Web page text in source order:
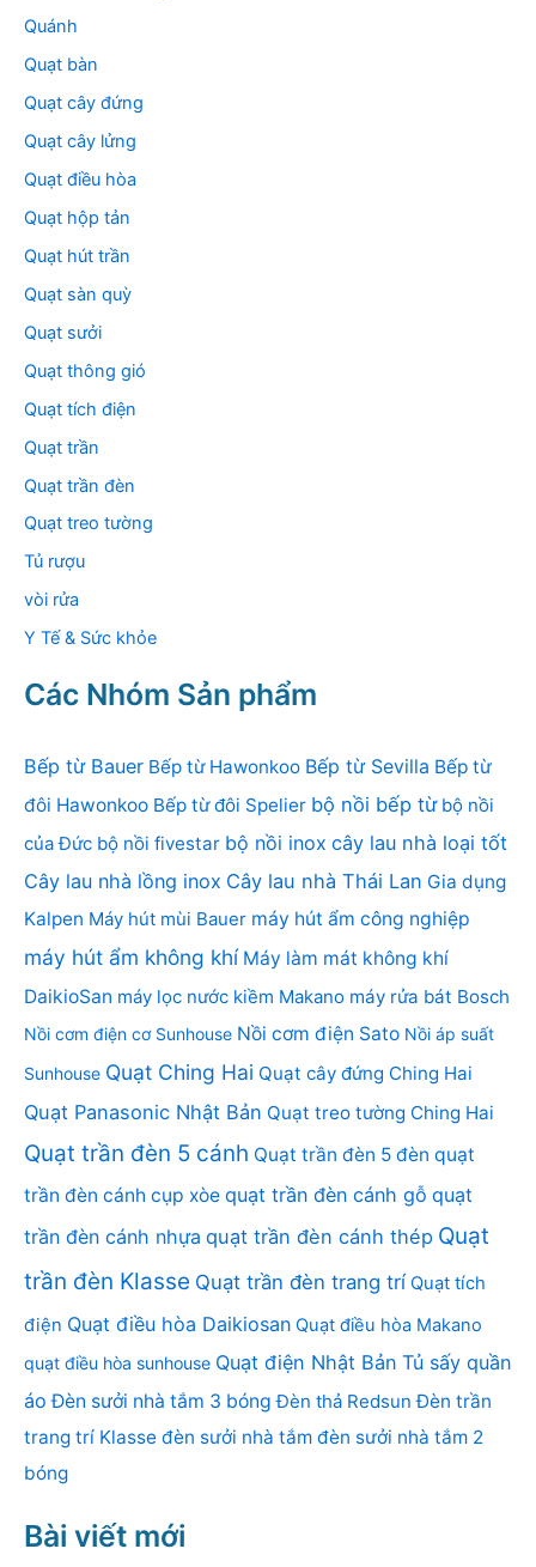
Quánh
Quạt bàn
Quạt cây đứng
Quạt cây lửng
Quạt điều hòa
Quạt hộp tản
Quạt hút trần
Quạt sàn quỳ
Quạt sưởi
Quạt thông gió
Quạt tích điện
Quạt trần
Quạt trần đèn
Quạt treo tường
Tủ rượu
vòi rửa
Y Tế & Sức khỏe
Các Nhóm Sản phẩm
Bếp từ Bauer Bếp từ Hawonkoo Bếp từ Sevilla Bếp từ
đôi Hawonkoo Bếp từ đôi Spelier bộ nồi bếp từ bộ nồi
của Đức bộ nồi fivestar bộ nồi inox cây lau nhà loại tốt
Cây lau nhà lồng inox Cây lau nhà Thái Lan Gia dụng
Kalpen Máy hút mùi Bauer máy hút ẩm công nghiệp
máy hút ẩm không khí Máy làm mát không khí
DaikioSan máy lọc nước kiềm Makano máy rửa bát Bosch
Nồi cơm điện cơ Sunhouse Nồi cơm điện Sato Nồi áp suất
Sunhouse Quạt Ching Hai Quạt cây đứng Ching Hai
Quạt Panasonic Nhật Bản Quạt treo tường Ching Hai
Quạt trần đèn 5 cánh Quạt trần đèn 5 đèn quạt
trần đèn cánh cụp xòe quạt trần đèn cánh gỗ quạt
trần đèn cánh nhựa quạt trần đèn cánh thép Quạt
trần đèn Klasse Quạt trần đèn trang trí Quạt tích
điện Quạt điều hòa Daikiosan Quạt điều hòa Makano
quạt điều hòa sunhouse Quạt điện Nhật Bản Tủ sấy quần
áo Đèn sưởi nhà tắm 3 bóng Đèn thả Redsun Đèn trần
trang trí Klasse đèn sưởi nhà tắm đèn sưởi nhà tắm 2
bóng
Bài viết mới